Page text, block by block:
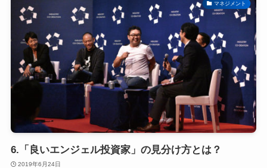
マネジメント
6.「良いエンジェル投資家」の見分け方とは？
2019年6月24日